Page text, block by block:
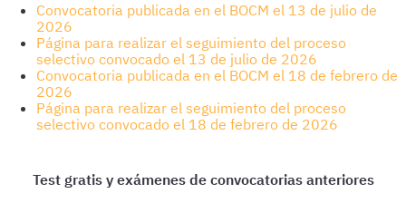
Convocatoria publicada en el BOCM el 13 de julio de
2026
Página para realizar el seguimiento del proceso
selectivo convocado el 13 de julio de 2026
Convocatoria publicada en el BOCM el 18 de febrero de
2026
Página para realizar el seguimiento del proceso
selectivo convocado el 18 de febrero de 2026